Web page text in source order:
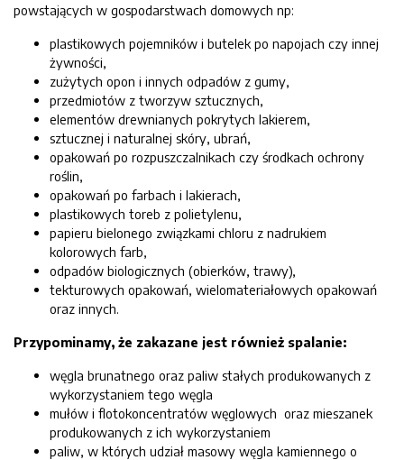
powstających w gospodarstwach domowych np:
plastikowych pojemników i butelek po napojach czy innej
żywności,
zużytych opon i innych odpadów z gumy,
przedmiotów z tworzyw sztucznych,
elementów drewnianych pokrytych lakierem,
sztucznej i naturalnej skóry, ubrań,
opakowań po rozpuszczalnikach czy środkach ochrony
roślin,
opakowań po farbach i lakierach,
plastikowych toreb z polietylenu,
papieru bielonego związkami chloru z nadrukiem
kolorowych farb,
odpadów biologicznych (obierków, trawy),
tekturowych opakowań, wielomateriałowych opakowań
oraz innych.
Przypominamy, że zakazane jest również spalanie:
węgla brunatnego oraz paliw stałych produkowanych z
wykorzystaniem tego węgla
mułów i flotokoncentratów węglowych oraz mieszanek
produkowanych z ich wykorzystaniem
paliw, w których udział masowy węgla kamiennego o